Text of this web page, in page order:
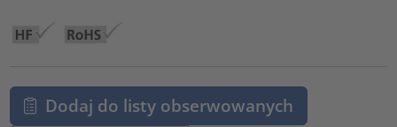
Dodaj do listy obserwowanych